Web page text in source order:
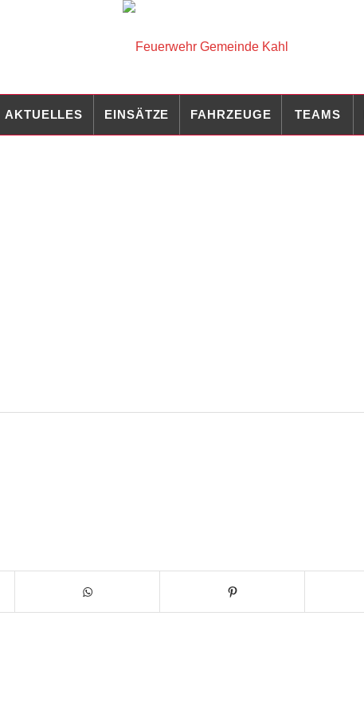
AKTUELLES EINSÄTZE FAHRZEUGE TEAMS